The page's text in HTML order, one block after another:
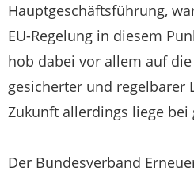
Hauptgeschäftsführung,
EU-Regelung in diesem
hob dabei vor allem auf
gesicherter und regelbarer
Zukunft allerdings liege
Der Bundesverband